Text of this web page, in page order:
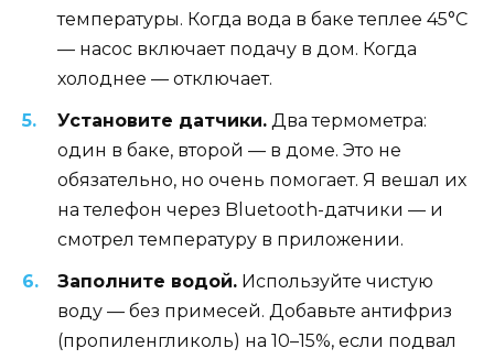
температуры. Когда вода в баке теплее 45°C
— насос включает подачу в дом. Когда
холоднее — отключает.
Установите датчики. Два термометра:
один в баке, второй — в доме. Это не
обязательно, но очень помогает. Я вешал их
на телефон через Bluetooth-датчики — и
смотрел температуру в приложении.
Заполните водой. Используйте чистую
воду — без примесей. Добавьте антифриз
(пропиленгликоль) на 10–15%, если подвал